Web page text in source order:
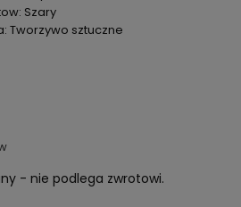
Szary
Tworzywo sztuczne
- nie podlega zwrotowi.